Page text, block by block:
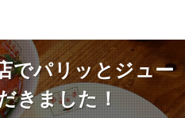
でパリッとジュー
きました！